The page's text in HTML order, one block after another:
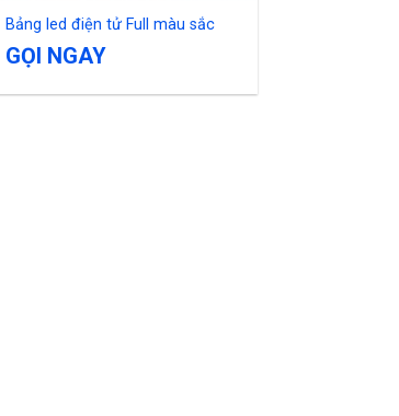
Bảng led điện tử Full màu sắc
GỌI NGAY